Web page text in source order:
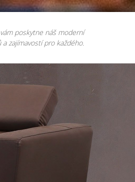
poskytne náš moderní
zajímavostí pro každého.